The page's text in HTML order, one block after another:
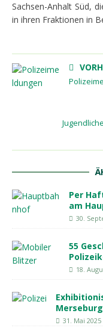
Sachsen-Anhalt Süd,
in ihren Fraktionen in
Per
am
30.
55
18.
Merseburg
31. Mai 2025